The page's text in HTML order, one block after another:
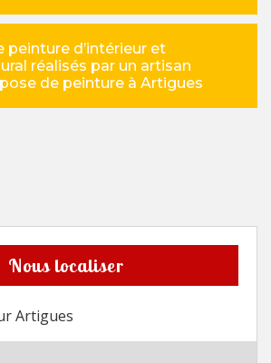
peinture d’intérieur et
réalisés par un artisan
de peinture à Artigues
Nous localiser
Artigues